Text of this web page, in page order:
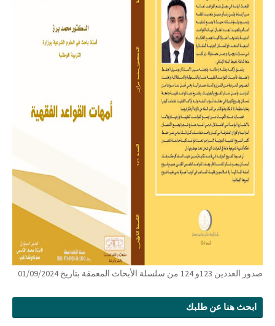
صدور العددين 123و 124 من سلسلة الأبحاث المعمقة بتاريخ 01/09/2024
ابحث هنا عن طلبك